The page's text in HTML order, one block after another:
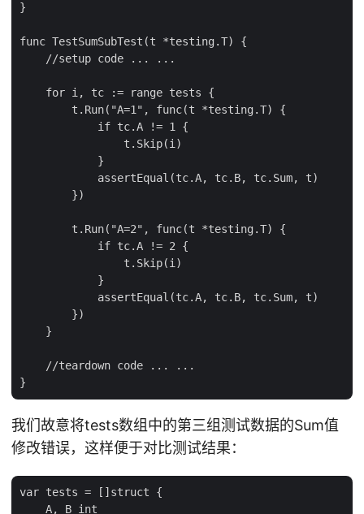
}
func TestSumSubTest(t *testing.T) {
    //setup code ... ...
    for i, tc := range tests {
        t.Run("A=1", func(t *testing.T) {
            if tc.A != 1 {
                t.Skip(i)
            }
            assertEqual(tc.A, tc.B, tc.Sum, t)
        })
        t.Run("A=2", func(t *testing.T) {
            if tc.A != 2 {
                t.Skip(i)
            }
            assertEqual(tc.A, tc.B, tc.Sum, t)
        })
    }
    //teardown code ... ...
我们故意将tests数组中的第三组测试数据的Sum值
修改错误，这样便于对比测试结果：
var tests = []struct {
    A, B int